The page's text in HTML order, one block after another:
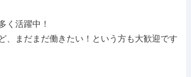
く活躍中！
、まだまだ働きたい！という方も大歓迎です